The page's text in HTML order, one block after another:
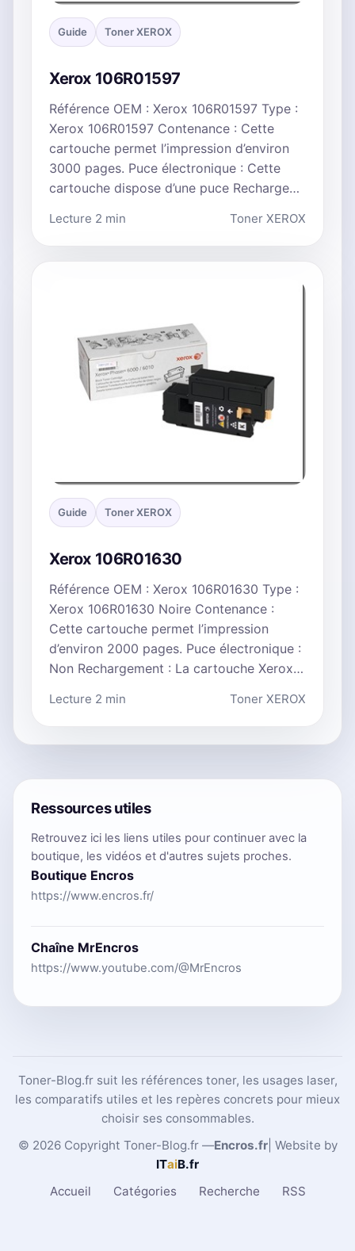
Guide Toner XEROX
Xerox 106R01597
Référence OEM : Xerox 106R01597 Type :
Xerox 106R01597 Contenance : Cette
cartouche permet l’impression d’environ
3000 pages. Puce électronique : Cette
cartouche dispose d’une puce Recharge…
Lecture 2 min Toner XEROX
Guide Toner XEROX
Xerox 106R01630
Référence OEM : Xerox 106R01630 Type :
Xerox 106R01630 Noire Contenance :
Cette cartouche permet l’impression
d’environ 2000 pages. Puce électronique :
Non Rechargement : La cartouche Xerox…
Lecture 2 min Toner XEROX
Ressources utiles
Retrouvez ici les liens utiles pour continuer avec la
boutique, les vidéos et d'autres sujets proches.
Boutique Encros
https://www.encros.fr/
Chaîne MrEncros
https://www.youtube.com/@MrEncros
Toner-Blog.fr suit les références toner, les usages laser,
les comparatifs utiles et les repères concrets pour mieux
choisir ses consommables.
© 2026 Copyright Toner-Blog.fr —Encros.fr| Website by
ITaiB.fr
Accueil
Catégories Recherche RSS